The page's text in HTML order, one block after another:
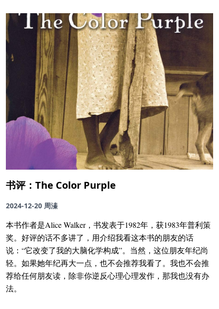
书评：The Color Purple
2024-12-20 周溱
本书作者是Alice Walker，书发表于1982年，获1983年普利策
奖。好评的话不多讲了，用介绍我看这本书的朋友的话
说：“它改变了我的大脑化学构成”。当然，这位朋友年纪尚
轻。如果她年纪再大一点，也不会推荐我看了。我也不会推
荐给任何朋友读，除非你逆反心理心理发作，那我也没有办
法。